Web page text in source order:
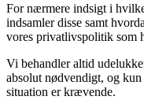
For nærmere indsigt i
indsamler disse samt
vores privatlivspolitik som
Vi behandler altid
absolut nødvendigt, og
situation er krævende.